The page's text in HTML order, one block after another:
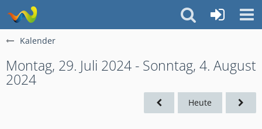
Kalender
Montag, 29. Juli 2024 - Sonntag, 4. August
2024
Heute